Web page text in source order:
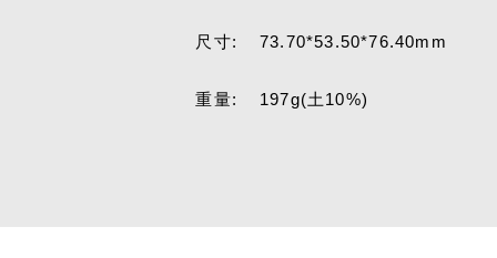
尺寸: 73.70*53.50*76.40mm
重量: 197g(土10%)